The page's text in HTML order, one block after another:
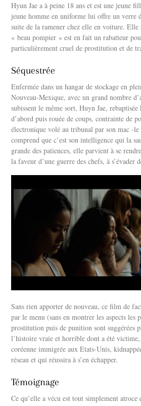
Hyun Jae a à peine 18 ans et est une jeune
jeune homme en uniforme lui offre un verre
suite de la ramener chez elle en voiture. Elle
« beau pompier » est en fait un rabatteur
particulièrement cruel de prostitution et de
Séquestrée
Enfermée dans un hangar de stockage en
Nouveau-Mexique, avec un grand nombre
subissent le même sort, Huyn Jae,
d’abord puis rouée de coups, contrainte de
électronique volé au tribunal par son mac -
comprend que c’est son intelligence qui la
grande des patiences, elle parvient à se
la faveur d’une guerre des chefs, à s’évader
Sans rien apporter de nouveau, ce film de
par le menu (sans en montrer les aspects les
prostitution puis de punition sont suggérées
l’histoire vraie et horrible dont a été
coréenne immigrée aux Etats-Unis,
réseau et qui réussira à s’en échapper.
Témoignage
Ce qu’elle a vécu est tout simplement